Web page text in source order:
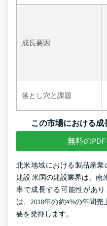
成長要因
落とし穴と課題
この市場における
無料の
北米地域における製品産
建設 米国の建設業界は、南
率で成長する可能性があ
は、2018年の約4%の年間
要を発揮します。